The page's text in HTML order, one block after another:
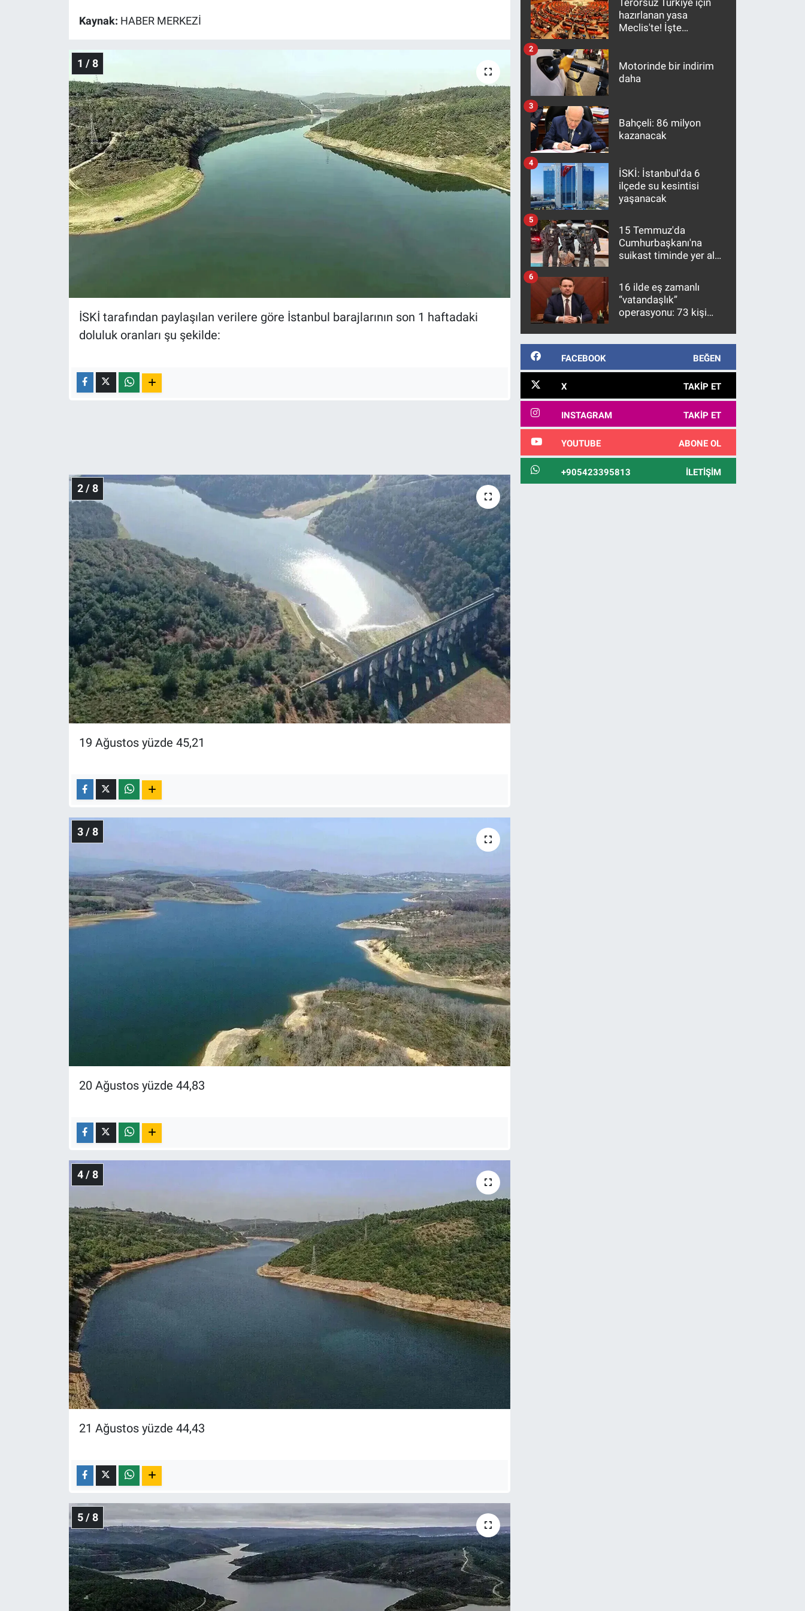
Kaynak: HABER MERKEZİ
1 / 8
İSKİ tarafından paylaşılan verilere göre İstanbul barajlarının son 1 haftadaki
doluluk oranları şu şekilde:
2 / 8
19 Ağustos yüzde 45,21
3 / 8
20 Ağustos yüzde 44,83
4 / 8
21 Ağustos yüzde 44,43
5 / 8
Terörsüz Türkiye için
hazırlanan yasa
Meclis'te! İşte
Motorinde bir indirim
daha
2
Bahçeli: 86 milyon
kazanacak
3
İSKİ: İstanbul'da 6
ilçede su kesintisi
yaşanacak
4
15 Temmuz'da
Cumhurbaşkanı'na
suikast timinde yer alan
10 yıl sonra yakalandı
5
16 ilde eş zamanlı
“vatandaşlık”
operasyonu: 73 kişi
6
FACEBOOK BEĞEN
X TAKIP ET
INSTAGRAM TAKIP ET
YOUTUBE ABONE OL
+905423395813 İLETIŞIM
Gündem Özel
Günün görüntüsü
Koronavirüs
Kültür Sanat
Programlar
Türkiye'nin Gündemi
Yerel Gündem
Yerel Yaşam
Canlı Yayın